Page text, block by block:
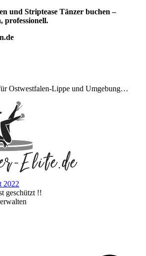
und Striptease Tänzer buchen –
professionell.
Ostwestfalen-Lippe und Umgebung…
2022
geschützt !!